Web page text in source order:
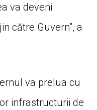
va deveni
către Guvern”, a
va prelua cu
infrastructurii de